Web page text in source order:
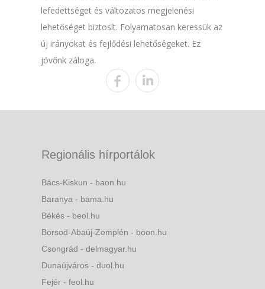
lefedettséget és változatos megjelenési
lehetőséget biztosít. Folyamatosan keressük az
új irányokat és fejlődési lehetőségeket. Ez
jövőnk záloga.
Regionális hírportálok
Bács-Kiskun - baon.hu
Baranya - bama.hu
Békés - beol.hu
Borsod-Abaúj-Zemplén - boon.hu
Csongrád - delmagyar.hu
Dunaújváros - duol.hu
Fejér - feol.hu